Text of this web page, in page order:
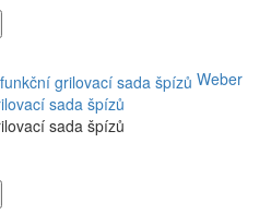
Weber
sada špízů
sada špízů